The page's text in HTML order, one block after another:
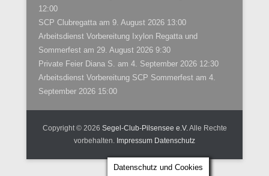
12:00
SCP Clubregatta am 9. August 2026 13:00
Arbeitsdienst Vorbereitung Ixylon Regatta und
Sommerfest am 29. August 2026 9:30
Private Feier Diana S. am 4. September 2026 12:30
Arbeitsdienst Vorbereitung SCP Sommerfest am 4.
September 2026 15:00
Copyright © 2026 Segel-Club-Pilsensee e.V.Alle Rechte
vorbehalten. Impressum Datenschutz
Datenschutz und Cookies